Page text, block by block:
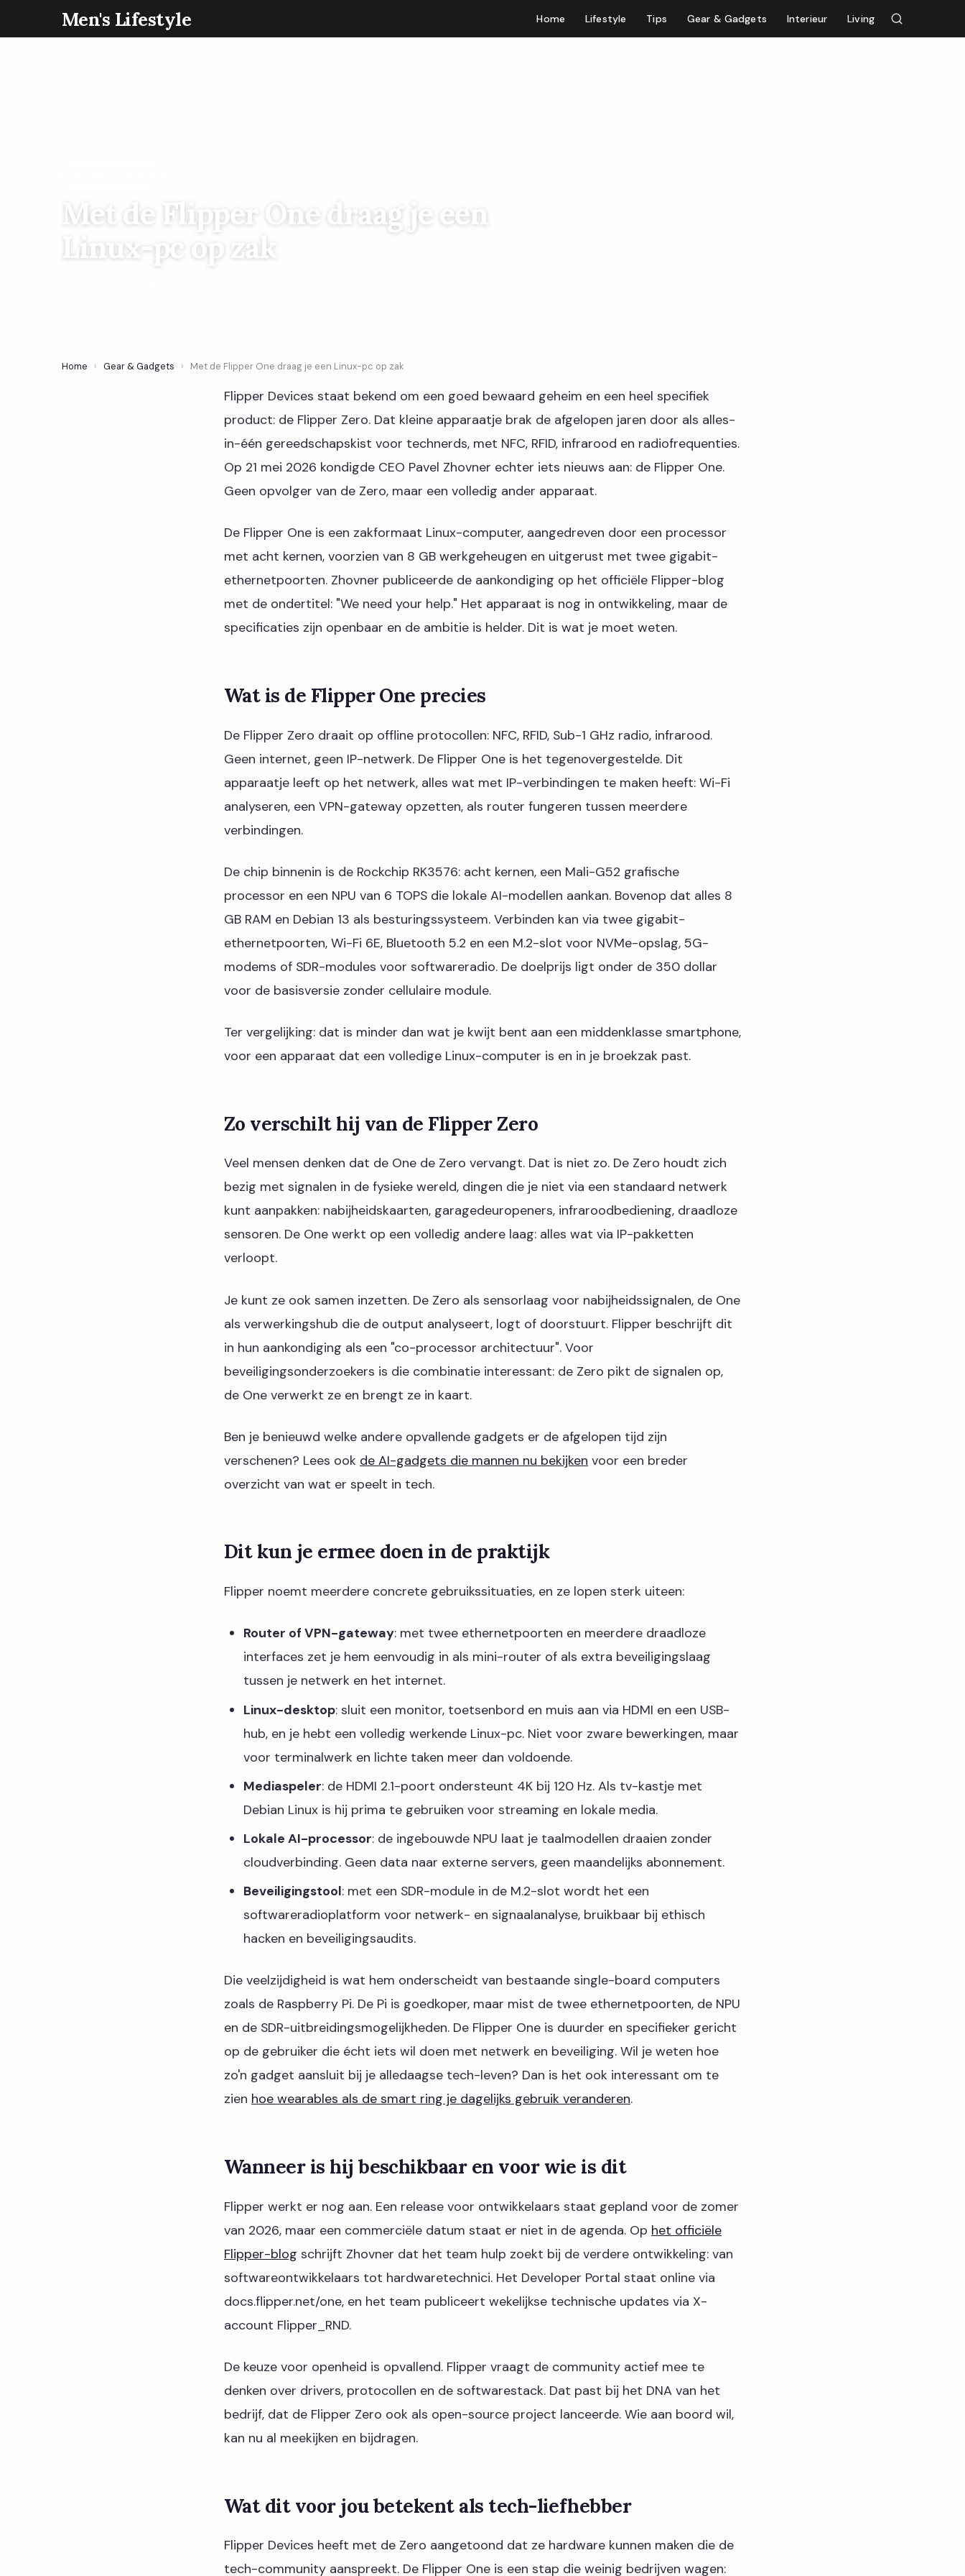
Men's Lifestyle Home Lifestyle Tips Gear & Gadgets Interieur Living
Met de Flipper One draag je een
Linux-pc op zak
Home › Gear & Gadgets › Met de Flipper One draag je een Linux-pc op zak
Flipper Devices staat bekend om een goed bewaard geheim en een heel specifiek
product: de Flipper Zero. Dat kleine apparaatje brak de afgelopen jaren door als alles-
in-één gereedschapskist voor technerds, met NFC, RFID, infrarood en radiofrequenties.
Op 21 mei 2026 kondigde CEO Pavel Zhovner echter iets nieuws aan: de Flipper One.
Geen opvolger van de Zero, maar een volledig ander apparaat.
De Flipper One is een zakformaat Linux-computer, aangedreven door een processor
met acht kernen, voorzien van 8 GB werkgeheugen en uitgerust met twee gigabit-
ethernetpoorten. Zhovner publiceerde de aankondiging op het officiële Flipper-blog
met de ondertitel: "We need your help." Het apparaat is nog in ontwikkeling, maar de
specificaties zijn openbaar en de ambitie is helder. Dit is wat je moet weten.
Wat is de Flipper One precies
De Flipper Zero draait op offline protocollen: NFC, RFID, Sub-1 GHz radio, infrarood.
Geen internet, geen IP-netwerk. De Flipper One is het tegenovergestelde. Dit
apparaatje leeft op het netwerk, alles wat met IP-verbindingen te maken heeft: Wi-Fi
analyseren, een VPN-gateway opzetten, als router fungeren tussen meerdere
verbindingen.
De chip binnenin is de Rockchip RK3576: acht kernen, een Mali-G52 grafische
processor en een NPU van 6 TOPS die lokale AI-modellen aankan. Bovenop dat alles 8
GB RAM en Debian 13 als besturingssysteem. Verbinden kan via twee gigabit-
ethernetpoorten, Wi-Fi 6E, Bluetooth 5.2 en een M.2-slot voor NVMe-opslag, 5G-
modems of SDR-modules voor softwareradio. De doelprijs ligt onder de 350 dollar
voor de basisversie zonder cellulaire module.
Ter vergelijking: dat is minder dan wat je kwijt bent aan een middenklasse smartphone,
voor een apparaat dat een volledige Linux-computer is en in je broekzak past.
Zo verschilt hij van de Flipper Zero
Veel mensen denken dat de One de Zero vervangt. Dat is niet zo. De Zero houdt zich
bezig met signalen in de fysieke wereld, dingen die je niet via een standaard netwerk
kunt aanpakken: nabijheidskaarten, garagedeuropeners, infraroodbediening, draadloze
sensoren. De One werkt op een volledig andere laag: alles wat via IP-pakketten
verloopt.
Je kunt ze ook samen inzetten. De Zero als sensorlaag voor nabijheidssignalen, de One
als verwerkingshub die de output analyseert, logt of doorstuurt. Flipper beschrijft dit
in hun aankondiging als een "co-processor architectuur". Voor
beveiligingsonderzoekers is die combinatie interessant: de Zero pikt de signalen op,
de One verwerkt ze en brengt ze in kaart.
Ben je benieuwd welke andere opvallende gadgets er de afgelopen tijd zijn
verschenen? Lees ook de AI-gadgets die mannen nu bekijken voor een breder
overzicht van wat er speelt in tech.
Dit kun je ermee doen in de praktijk
Flipper noemt meerdere concrete gebruikssituaties, en ze lopen sterk uiteen:
Router of VPN-gateway: met twee ethernetpoorten en meerdere draadloze
interfaces zet je hem eenvoudig in als mini-router of als extra beveiligingslaag
tussen je netwerk en het internet.
Linux-desktop: sluit een monitor, toetsenbord en muis aan via HDMI en een USB-
hub, en je hebt een volledig werkende Linux-pc. Niet voor zware bewerkingen, maar
voor terminalwerk en lichte taken meer dan voldoende.
Mediaspeler: de HDMI 2.1-poort ondersteunt 4K bij 120 Hz. Als tv-kastje met
Debian Linux is hij prima te gebruiken voor streaming en lokale media.
Lokale AI-processor: de ingebouwde NPU laat je taalmodellen draaien zonder
cloudverbinding. Geen data naar externe servers, geen maandelijks abonnement.
Beveiligingstool: met een SDR-module in de M.2-slot wordt het een
softwareradioplatform voor netwerk- en signaalanalyse, bruikbaar bij ethisch
hacken en beveiligingsaudits.
Die veelzijdigheid is wat hem onderscheidt van bestaande single-board computers
zoals de Raspberry Pi. De Pi is goedkoper, maar mist de twee ethernetpoorten, de NPU
en de SDR-uitbreidingsmogelijkheden. De Flipper One is duurder en specifieker gericht
op de gebruiker die écht iets wil doen met netwerk en beveiliging. Wil je weten hoe
zo'n gadget aansluit bij je alledaagse tech-leven? Dan is het ook interessant om te
zien hoe wearables als de smart ring je dagelijks gebruik veranderen.
Wanneer is hij beschikbaar en voor wie is dit
Flipper werkt er nog aan. Een release voor ontwikkelaars staat gepland voor de zomer
van 2026, maar een commerciële datum staat er niet in de agenda. Op het officiële
Flipper-blog schrijft Zhovner dat het team hulp zoekt bij de verdere ontwikkeling: van
softwareontwikkelaars tot hardwaretechnici. Het Developer Portal staat online via
docs.flipper.net/one, en het team publiceert wekelijkse technische updates via X-
account Flipper_RND.
De keuze voor openheid is opvallend. Flipper vraagt de community actief mee te
denken over drivers, protocollen en de softwarestack. Dat past bij het DNA van het
bedrijf, dat de Flipper Zero ook als open-source project lanceerde. Wie aan boord wil,
kan nu al meekijken en bijdragen.
Wat dit voor jou betekent als tech-liefhebber
Flipper Devices heeft met de Zero aangetoond dat ze hardware kunnen maken die de
tech-community aanspreekt. De Flipper One is een stap die weinig bedrijven wagen: